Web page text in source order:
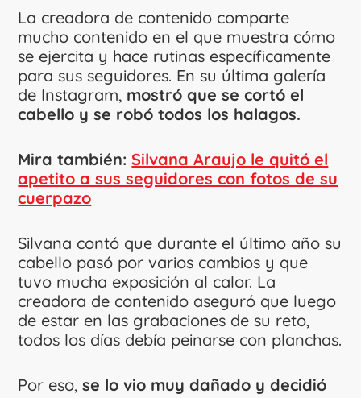
La creadora de contenido comparte
mucho contenido en el que muestra cómo
se ejercita y hace rutinas específicamente
para sus seguidores. En su última galería
de Instagram, mostró que se cortó el
cabello y se robó todos los halagos.
Mira también:Silvana Araujo le quitó el
apetito a sus seguidores con fotos de su
cuerpazo
Silvana contó que durante el último año su
cabello pasó por varios cambios y que
tuvo mucha exposición al calor. La
creadora de contenido aseguró que luego
de estar en las grabaciones de su reto,
todos los días debía peinarse con planchas.
Por eso, se lo vio muy dañado y decidió